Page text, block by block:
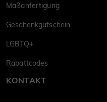
Maßanfertigung
Geschenkgutschein
LGBTQ+
Rabattcodes
KONTAKT